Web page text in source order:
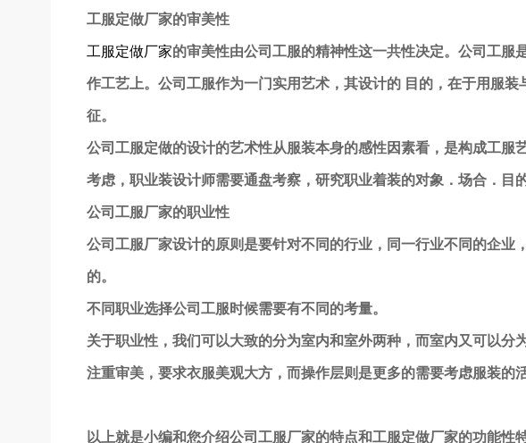
工服定做厂家的审美性
工服定做厂家的审美性由公司工服的精神性这一共性决定。公司工服
作工艺上。公司工服作为一门实用艺术，其设计的 目的，在于用服
征。
公司工服定做的设计的艺术性从服装本身的感性因素看，是构成工服
考虑，职业装设计师需要通盘考察，研究职业着装的对象．场合．目
公司工服厂家的职业性
公司工服厂家设计的原则是要针对不同的行业，同一行业不同的企业
的。
不同职业选择公司工服时候需要有不同的考量。
关于职业性，我们可以大致的分为室内和室外两种，而室内又可以分
注重审美，要求衣服美观大方，而操作层则是更多的需要考虑服装的
以上就是小编和您介绍公司工服厂家的特点和工服定做厂家的功能性